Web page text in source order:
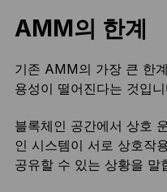
AMM의 한계
기존 AMM의 가장 큰 한
용성이 떨어진다는 것입
블록체인 공간에서 상호
인 시스템이 서로 상호작
공유할 수 있는 상황을 말